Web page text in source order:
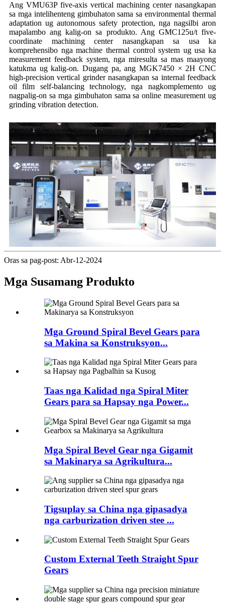
Ang VMU63P five-axis vertical machining center nasangkapan
sa mga intelihenteng gimbuhaton sama sa environmental thermal
adaptation ug autonomous safety protection, nga nagsilbi aron
mapalambo ang kalig-on sa produkto. Ang GMC125u/t five-
coordinate machining center nasangkapan sa usa ka
komprehensibo nga machine thermal control system ug usa ka
measurement feedback system, nga miresulta sa mas maayong
katukma ug kalig-on. Dugang pa, ang MGK7450 × 2H CNC
high-precision vertical grinder nasangkapan sa internal feedback
oil film self-balancing technology, nga nagkomplemento ug
nagpalig-on sa mga gimbuhaton sama sa online measurement ug
grinding vibration detection.
Oras sa pag-post: Abr-12-2024
Mga Susamang Produkto
Mga Ground Spiral Bevel Gears para
sa Makina sa Konstruksyon...
Taas nga Kalidad nga Spiral Miter
Gears para sa Hapsay nga Power...
Mga Spiral Bevel Gear nga Gigamit
sa Makinarya sa Agrikultura...
Tigsuplay sa China nga gipasadya
nga carburization driven stee ...
Custom External Teeth Straight Spur
Gears